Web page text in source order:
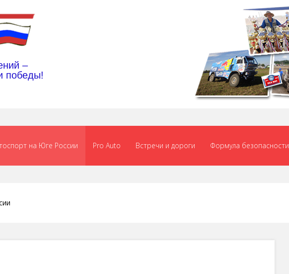
–
победы!
на Юге России Pro Auto Встречи и дороги Формула безопасности